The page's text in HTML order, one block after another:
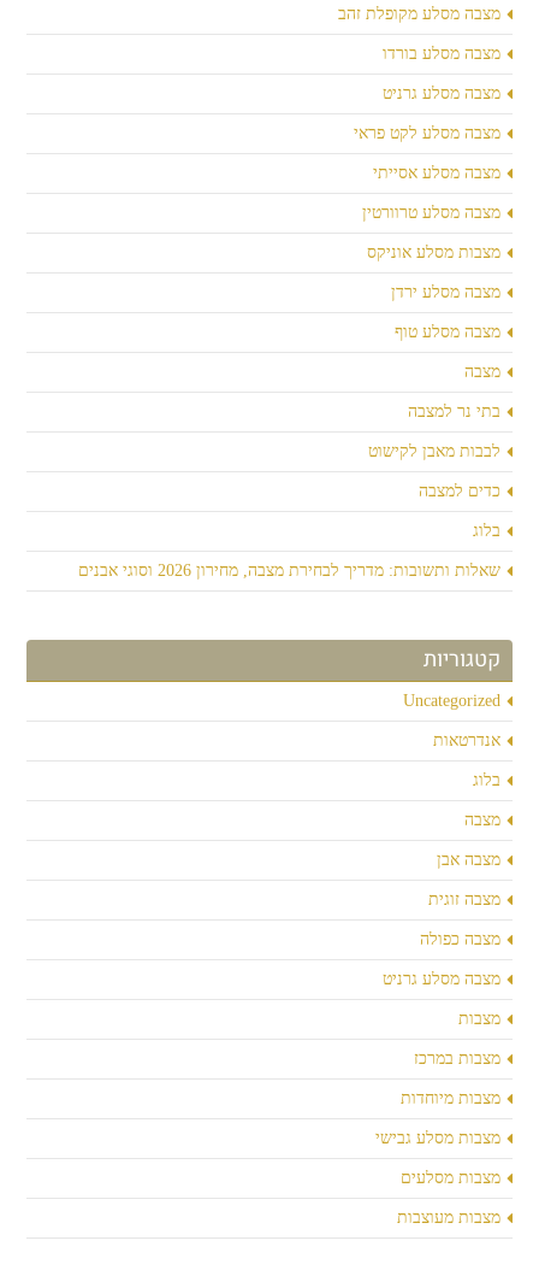
מצבה מסלע מקופלת זהב
מצבה מסלע בורדו
מצבה מסלע גרניט
מצבה מסלע לקט פראי
מצבה מסלע אסייתי
מצבה מסלע טרוורטין
מצבות מסלע אוניקס
מצבה מסלע ירדן
מצבה מסלע טוף
מצבה
בתי נר למצבה
לבבות מאבן לקישוט
כדים למצבה
בלוג
שאלות ותשובות: מדריך לבחירת מצבה, מחירון 2026 וסוגי אבנים
קטגוריות
Uncategorized
אנדרטאות
בלוג
מצבה
מצבה אבן
מצבה זוגית
מצבה כפולה
מצבה מסלע גרניט
מצבות
מצבות במרכז
מצבות מיוחדות
מצבות מסלע גבישי
מצבות מסלעים
מצבות מעוצבות